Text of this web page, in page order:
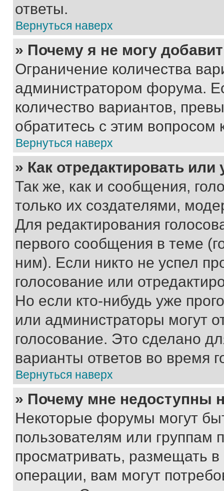
ответы.
Вернуться наверх
» Почему я не могу
Ограничение количества
администратором форума.
количество вариантов,
обратитесь с этим вопросом
Вернуться наверх
» Как отредактировать
Так же, как и сообщения,
только их создателями,
Для редактирования
первого сообщения в теме
ним). Если никто не успел
голосование или
Но если кто-нибудь уже
или администраторы могут
голосование. Это сделано
варианты ответов во время
Вернуться наверх
» Почему мне недоступны
Некоторые форумы могут
пользователям или группам
просматривать, размещать
операции, вам могут